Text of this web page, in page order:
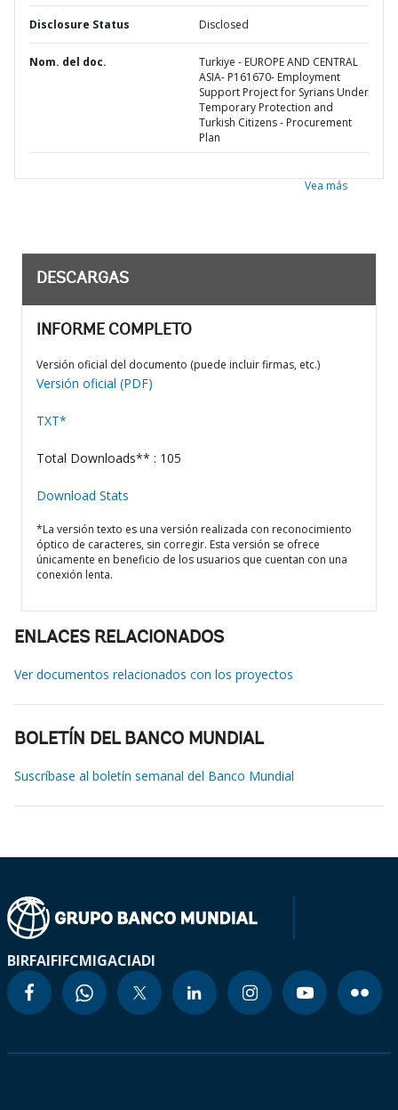
Disclosure Status Disclosed
Nom. del doc.
Turkiye - EUROPE AND CENTRAL
ASIA- P161670- Employment
Support Project for Syrians Under
Temporary Protection and
Turkish Citizens - Procurement
Plan
Vea más
DESCARGAS
INFORME COMPLETO
Versión oficial del documento (puede incluir firmas, etc.)
Versión oficial (PDF)
TXT*
Total Downloads** : 105
Download Stats
*La versión texto es una versión realizada con reconocimiento
óptico de caracteres, sin corregir. Esta versión se ofrece
únicamente en beneficio de los usuarios que cuentan con una
conexión lenta.
ENLACES RELACIONADOS
Ver documentos relacionados con los proyectos
BOLETÍN DEL BANCO MUNDIAL
Suscríbase al boletín semanal del Banco Mundial
BIRFAIFIFCMIGACIADI